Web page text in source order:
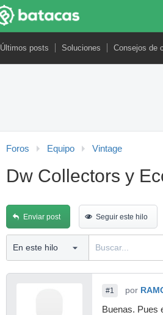
Últimos posts Soluciones Consejos de
Foros Equipo Vintage
Dw Collectors y
Enviar post Seguir este hilo
#1 por
Buenas. Pues